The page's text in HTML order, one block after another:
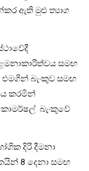
ඇති මුළු ත්‍යාග
සමඟ
බැංකුව සමඟ
කරමින්
බැංකුවේ
දිරි දීමනා
8 දෙනා සමඟ